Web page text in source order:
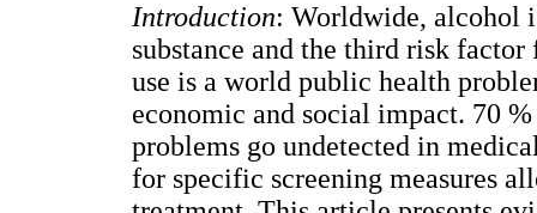
Introduction: Worldwide, alcohol
substance and the third risk
use is a world public health
economic and social impact. 70
problems go undetected in
for specific screening measures